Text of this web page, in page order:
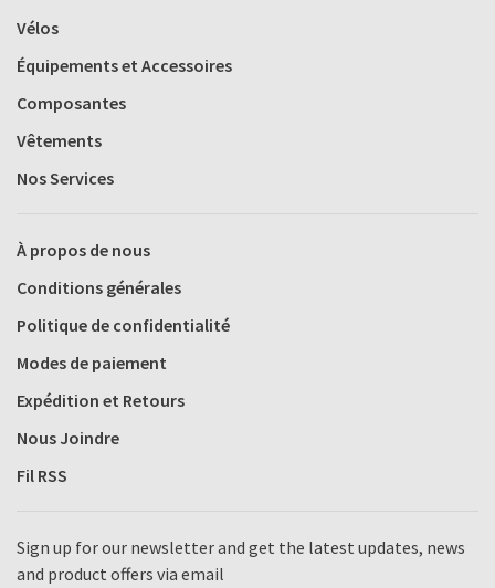
Vélos
Équipements et Accessoires
Composantes
Vêtements
Nos Services
À propos de nous
Conditions générales
Politique de confidentialité
Modes de paiement
Expédition et Retours
Nous Joindre
Fil RSS
Sign up for our newsletter and get the latest updates, news
and product offers via email